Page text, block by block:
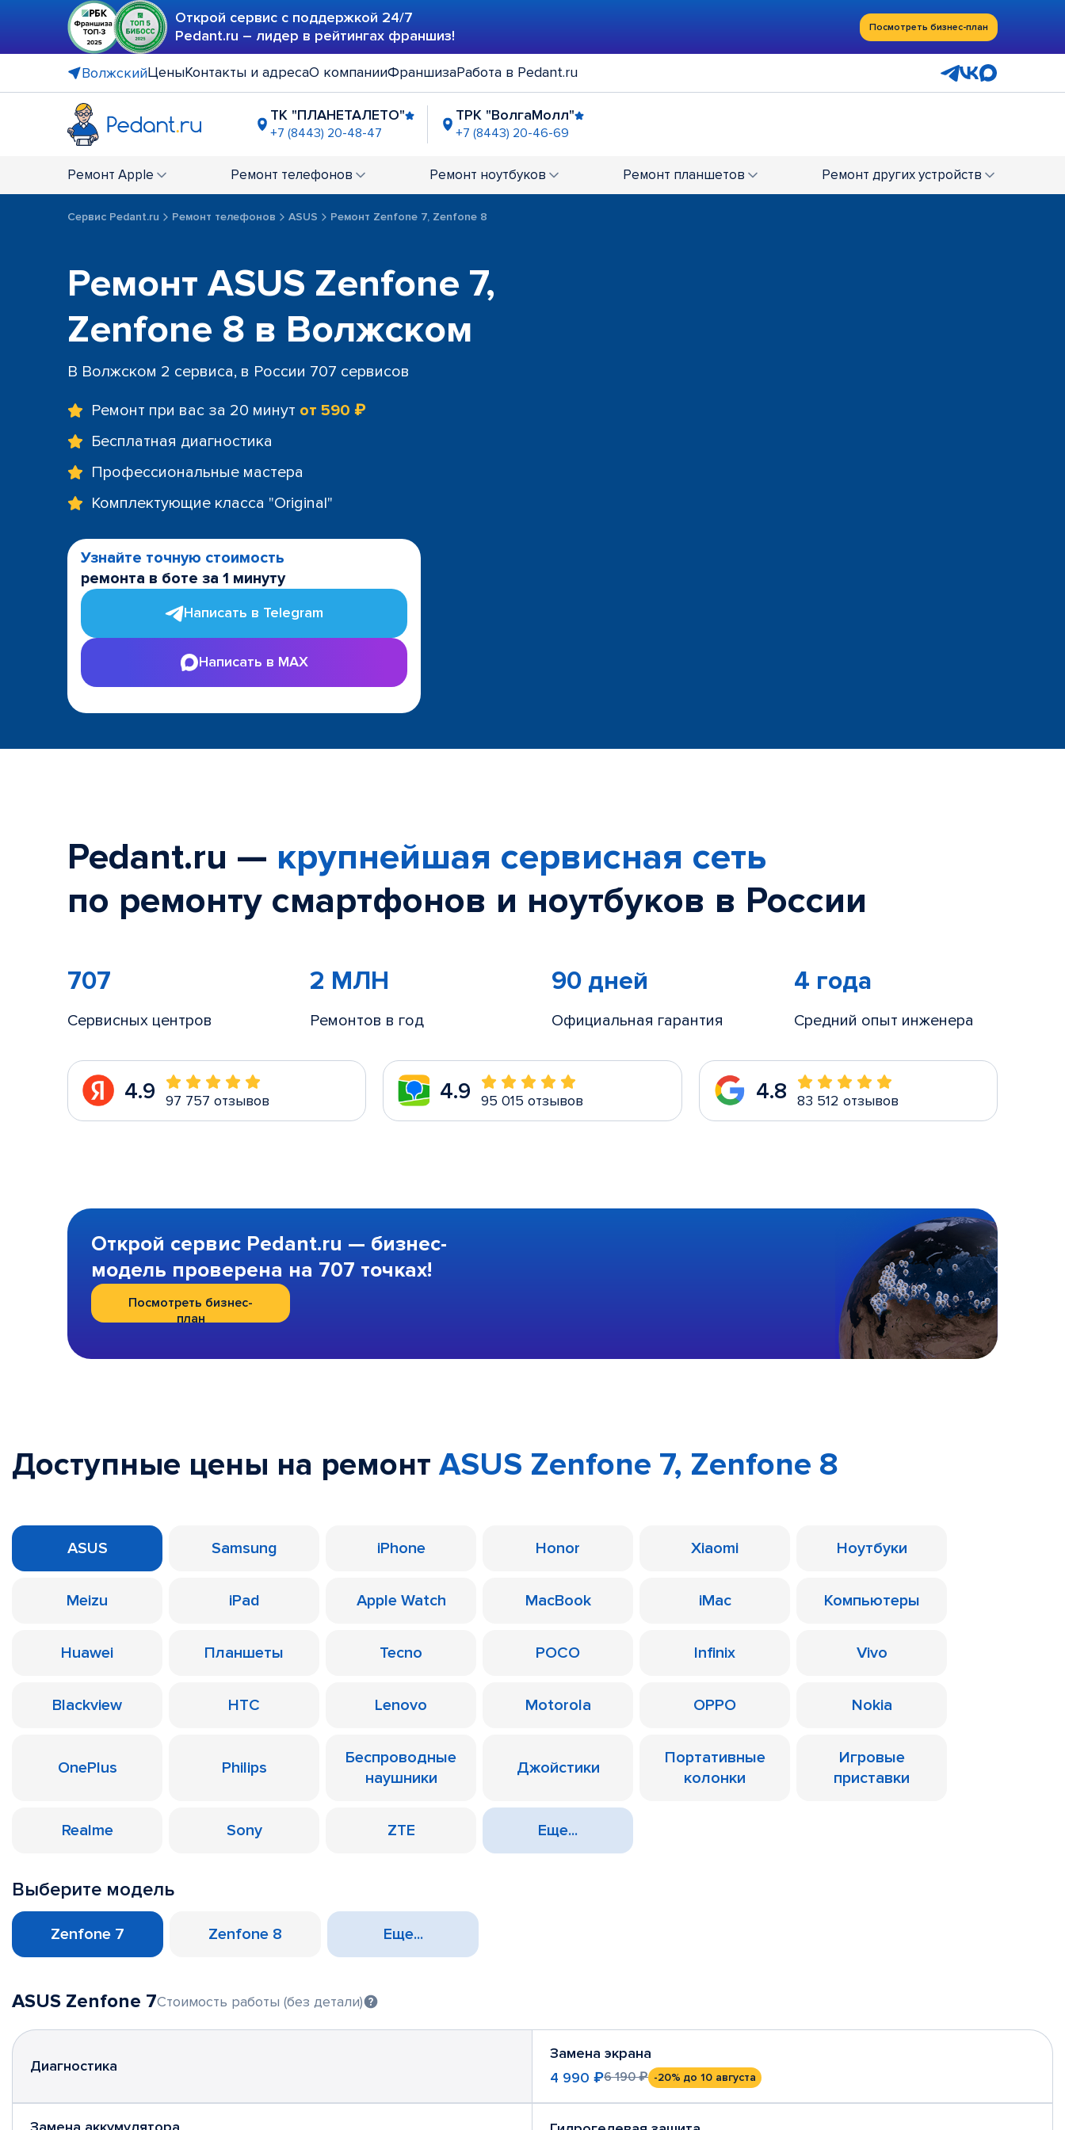
Открой сервис с поддержкой 24/7
Pedant.ru – лидер в рейтингах франшиз!
Посмотреть бизнес-план
ВолжскийЦеныКонтакты и адресаО компанииФраншизаРабота в Pedant.ru
ТК "ПЛАНЕТАЛЕТО"
+7 (8443) 20-48-47
ТРК "ВолгаМолл"
+7 (8443) 20-46-69
Ремонт Apple Ремонт телефонов Ремонт ноутбуков Ремонт планшетов Ремонт других устройств
Сервис Pedant.ru Ремонт телефонов ASUS Ремонт Zenfone 7, Zenfone 8
Ремонт ASUS Zenfone 7,
Zenfone 8 в Волжском
В Волжском 2 сервиса, в России 707 сервисов
Ремонт при вас за 20 минут от 590 ₽
Бесплатная диагностика
Профессиональные мастера
Комплектующие класса "Original"
Узнайте точную стоимость
ремонта в боте за 1 минуту
Написать в Telegram
Написать в MAX
Pedant.ru — крупнейшая сервисная сеть
по ремонту смартфонов и ноутбуков в России
707
Сервисных центров
2 МЛН
Ремонтов в год
90 дней
Официальная гарантия
4 года
Средний опыт инженера
4.9 97 757 отзывов 4.9 95 015 отзывов 4.8 83 512 отзывов
Открой сервис Pedant.ru — бизнес-
модель проверена на 707 точках!
Посмотреть бизнес-
план
Доступные цены на ремонт ASUS Zenfone 7, Zenfone 8
ASUS Samsung iPhone Honor Xiaomi Ноутбуки
Meizu iPad Apple Watch MacBook iMac Компьютеры
Huawei Планшеты Tecno POCO Infinix Vivo
Blackview HTC Lenovo Motorola OPPO Nokia
OnePlus Philips
Беспроводные
наушники
Джойстики
Портативные
колонки
Игровые
приставки
Realme Sony ZTE Еще...
Выберите модель
Zenfone 7 Zenfone 8 Еще...
ASUS Zenfone 7Стоимость работы (без детали)
Диагностика
Замена экрана
4 990 ₽6 190 ₽ -20% до 10 августа